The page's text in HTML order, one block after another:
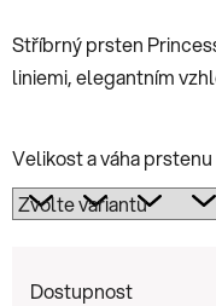
Stříbrný prsten
liniemi, elegantním
Velikost a váha prstenu
Dostupnost